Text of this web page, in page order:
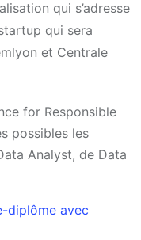
qui s’adresse
qui sera
et Centrale
for Responsible
possibles les
Analyst, de Data
diplôme avec